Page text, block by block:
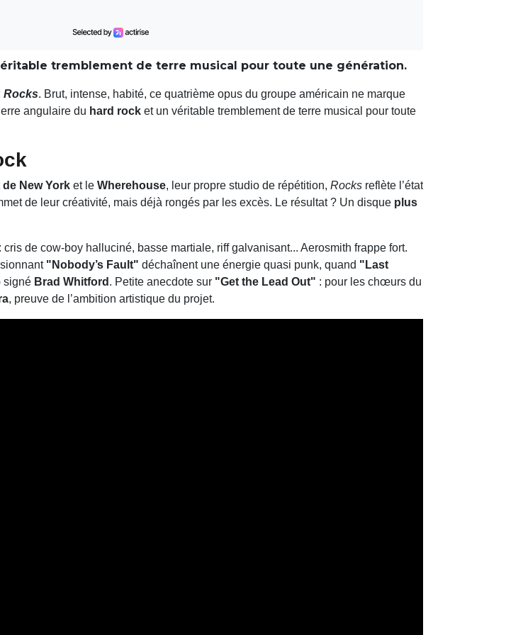
tremblement de terre musical pour toute une génération.
Rocks. Brut, intense, habité, ce quatrième opus du groupe américain ne marque
angulaire du hard rock et un véritable tremblement de terre musical pour toute
New York et le Wherehouse, leur propre studio de répétition, Rocks reflète l’état
de leur créativité, mais déjà rongés par les excès. Le résultat ? Un disque plus
cris de cow-boy halluciné, basse martiale, riff galvanisant... Aerosmith frappe fort.
"Nobody’s Fault" déchaînent une énergie quasi punk, quand "Last
signé Brad Whitford . Petite anecdote sur "Get the Lead Out" : pour les chœurs du
, preuve de l’ambition artistique du projet.